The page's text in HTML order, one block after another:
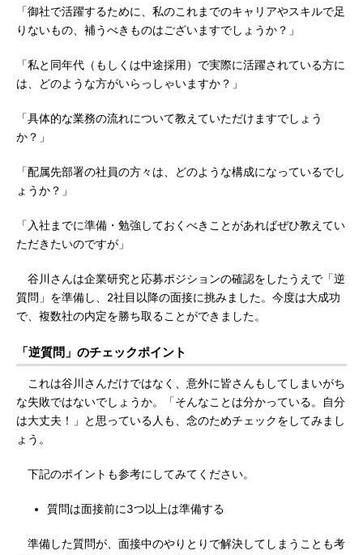
「御社で活躍するために、私のこれまでのキャリアやスキルで足
りないもの、補うべきものはございますでしょうか？」
「私と同年代（もしくは中途採用）で実際に活躍されている方に
は、どのような方がいらっしゃいますか？」
「具体的な業務の流れについて教えていただけますでしょう
か？」
「配属先部署の社員の方々は、どのような構成になっているでし
ょうか？」
「入社までに準備・勉強しておくべきことがあればぜひ教えてい
ただきたいのですが」
谷川さんは企業研究と応募ポジションの確認をしたうえで「逆
質問」を準備し、2社目以降の面接に挑みました。今度は大成功
で、複数社の内定を勝ち取ることができました。
「逆質問」のチェックポイント
これは谷川さんだけではなく、意外に皆さんもしてしまいがち
な失敗ではないでしょうか。「そんなことは分かっている。自分
は大丈夫！」と思っている人も、念のためチェックをしてみまし
ょう。
下記のポイントも参考にしてみてください。
質問は面接前に3つ以上は準備する
準備した質問が、面接中のやりとりで解決してしまうことも考